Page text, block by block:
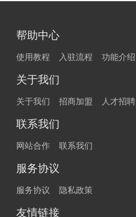
帮助中心
使用教程 入驻流程 功能介绍
关于我们
关于我们 招商加盟 人才招聘
联系我们
网站合作 联系我们
服务协议
服务协议 隐私政策
友情链接